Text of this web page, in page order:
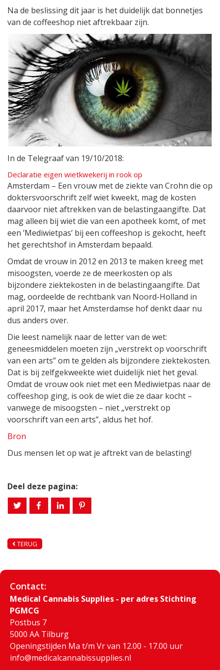
Na de beslissing dit jaar is het duidelijk dat bonnetjes
van de coffeeshop niet aftrekbaar zijn.
In de Telegraaf van 19/10/2018:
Declaratie eigen wietkwekerij in rook op
Amsterdam – Een vrouw met de ziekte van Crohn die op
doktersvoorschrift zelf wiet kweekt, mag de kosten
daarvoor niet aftrekken van de belastingaangifte. Dat
mag alleen bij wiet die van een apotheek komt, of met
een ’Mediwietpas’ bij een coffeeshop is gekocht, heeft
het gerechtshof in Amsterdam bepaald.
Omdat de vrouw in 2012 en 2013 te maken kreeg met
misoogsten, voerde ze de meerkosten op als
bijzondere ziektekosten in de belastingaangifte. Dat
mag, oordeelde de rechtbank van Noord-Holland in
april 2017, maar het Amsterdamse hof denkt daar nu
dus anders over.
Die leest namelijk naar de letter van de wet:
geneesmiddelen moeten zijn „verstrekt op voorschrift
van een arts” om te gelden als bijzondere ziektekosten.
Dat is bij zelfgekweekte wiet duidelijk niet het geval.
Omdat de vrouw ook niet met een Mediwietpas naar de
coffeeshop ging, is ook de wiet die ze daar kocht –
vanwege de misoogsten – niet „verstrekt op
voorschrift van een arts”, aldus het hof.
Bron
Dus mensen let op wat je aftrekt van de belasting!
Deel deze pagina:
TERUG
Contact:
Medical Cannabis Supplies - per adres Stichting
PGMCG
Postbus 7
5000 AA Tilburg
Openingstijden Ma t/m Vr van 12.00 - 17.00 uur
info@medicalcannabissupplies.nl